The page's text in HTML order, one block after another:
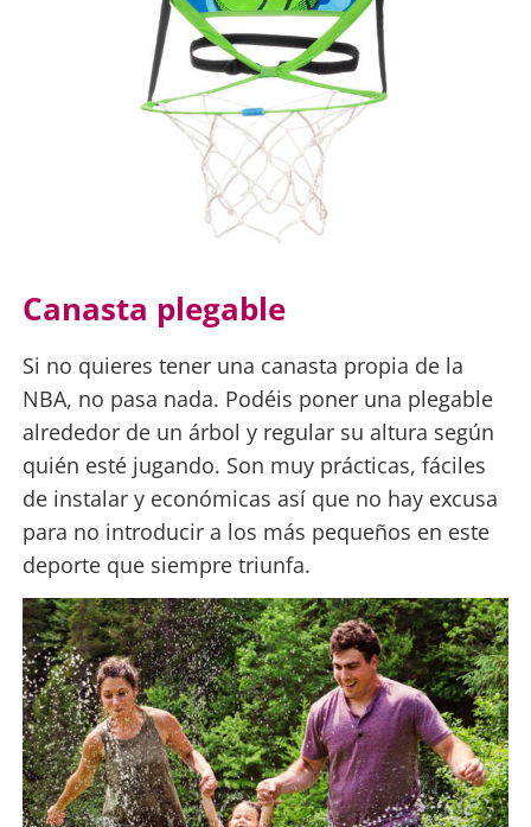
Canasta plegable
Si no quieres tener una canasta propia de la
NBA, no pasa nada. Podéis poner una plegable
alrededor de un árbol y regular su altura según
quién esté jugando. Son muy prácticas, fáciles
de instalar y económicas así que no hay excusa
para no introducir a los más pequeños en este
deporte que siempre triunfa.